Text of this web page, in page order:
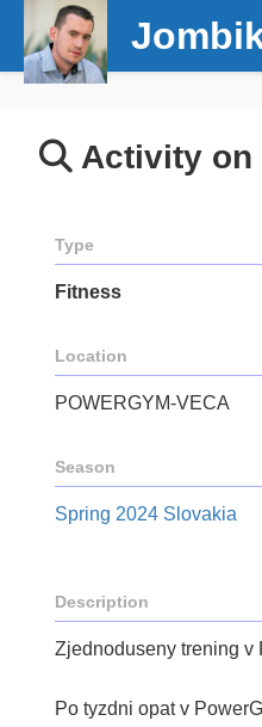
Activity on
Type
Fitness
Location
POWERGYM-VECA
Season
Spring 2024 Slovakia
Description
Zjednoduseny trening v
Po tyzdni opat v